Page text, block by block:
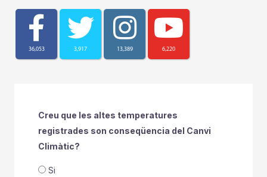
36,053 3,917 13,389 6,220
Creu que les altes temperatures
registrades son conseqüencia del Canvi
Climàtic?
Si